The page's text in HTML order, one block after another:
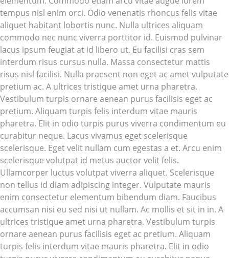
tempus nisl enim orci. Odio venenatis rhoncus felis vitae
aliquet habitant lobortis nunc. Nulla ultrices aliquam
commodo nec nunc viverra porttitor id. Euismod pulvinar
lacus ipsum feugiat at id libero ut. Eu facilisi cras sem
interdum risus cursus nulla. Massa consectetur mattis
risus nisl facilisi. Nulla praesent non eget ac amet vulputate
pretium ac. A ultrices tristique amet urna pharetra.
Vestibulum turpis ornare aenean purus facilisis eget ac
pretium. Aliquam turpis felis interdum vitae mauris
pharetra. Elit in odio turpis purus viverra condimentum eu
curabitur neque. Lacus vivamus eget scelerisque
scelerisque. Eget velit nullam cum egestas a et. Arcu enim
scelerisque volutpat id metus auctor velit felis.
Ullamcorper luctus volutpat viverra aliquet. Scelerisque
non tellus id diam adipiscing integer. Vulputate mauris
enim consectetur elementum bibendum diam. Faucibus
accumsan nisi eu sed nisi ut nullam. Ac mollis et sit in in. A
ultrices tristique amet urna pharetra. Vestibulum turpis
ornare aenean purus facilisis eget ac pretium. Aliquam
turpis felis interdum vitae mauris pharetra. Elit in odio